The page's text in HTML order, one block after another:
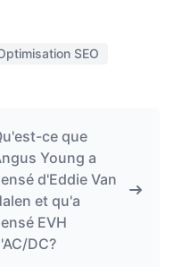
SEO
ce que
Young a
d'Eddie Van
et qu'a
EVH
DC?